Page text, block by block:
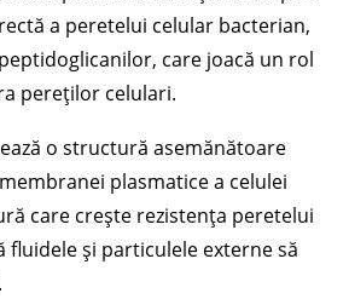
a peretelui celular bacterian,
care joacă un rol
pereților celulari.
o structură asemănătoare
plasmatice a celulei
care crește rezistența peretelui
fluidele și particulele externe să